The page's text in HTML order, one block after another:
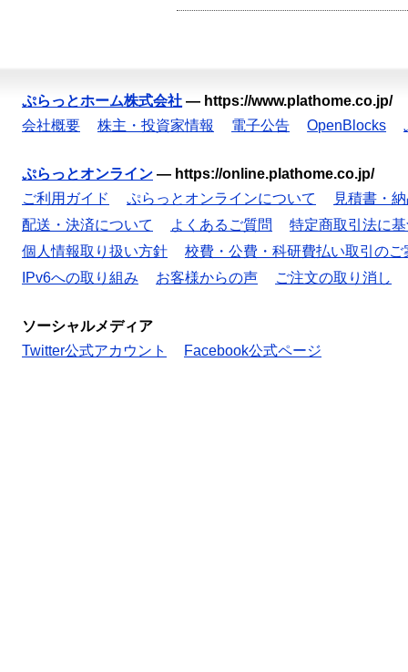
ぷらっとホーム株式会社 — https://www.plathome.co.jp/
会社概要
株主・投資家情報 電子公告 OpenBlocks
ぷらっとオンライン — https://online.plathome.co.jp/
ご利用ガイド
ぷらっとオンラインについて
見積書・
配送・決済について
よくあるご質問
特定商取引法に
個人情報取り扱い方針
校費・公費・科研費払い取引のご
IPv6への取り組み
お客様からの声 ご注文の取り消し
ソーシャルメディア
Twitter公式アカウント
Facebook公式ページ